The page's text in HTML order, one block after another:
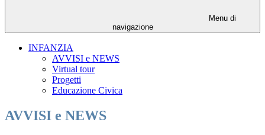
Menu di
navigazione
INFANZIA
AVVISI e NEWS
Virtual tour
Progetti
Educazione Civica
AVVISI e NEWS